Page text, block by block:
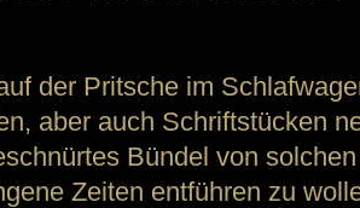
der Pritsche im
aber auch Schriftstücken
Bündel von
Zeiten entführen zu